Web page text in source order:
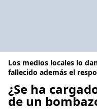
Los medios locales lo
fallecido además el
¿Se ha
de un